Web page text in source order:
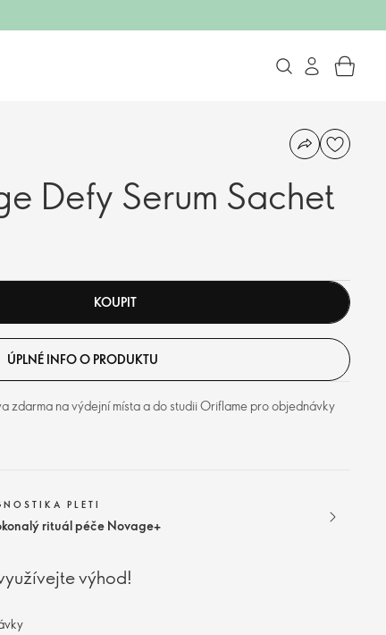
Defy Serum Sachet
KOUPIT
ÚPLNÉ INFO O PRODUKTU
zdarma na výdejní místa a do studii Oriflame pro objednávky
PLETI
rituál péče Novage+
výhod!